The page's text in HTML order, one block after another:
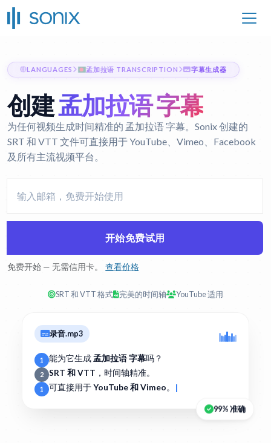
LANGUAGES 孟加拉语 TRANSCRIPTION 字幕生成器
创建孟加拉语 字幕
为任何视频生成时间精准的 孟加拉语 字幕。Sonix 创建的
SRT 和 VTT 文件可直接用于 YouTube、Vimeo、Facebook
及所有主流视频平台。
开始免费试用
免费开始 — 无需信用卡。 查看价格
SRT 和 VTT 格式 完美的时间轴 YouTube 适用
录音.mp3
1 能为它生成孟加拉语 字幕吗？
2 SRT 和 VTT ，时间轴精准。
1 可直接用于YouTube 和 Vimeo。
99% 准确